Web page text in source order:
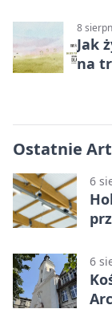
8
Jak
na
Ostatnie
6
6